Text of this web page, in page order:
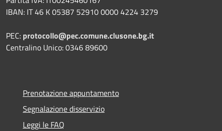
IBAN: IT 46 K 05387 52910 0000 4224 3279
PEC: protocollo@pec.comune.clusone.bg.it
Centralino Unico: 0346 89600
Prenotazione appuntamento
Segnalazione disservizio
Leggi le FAQ